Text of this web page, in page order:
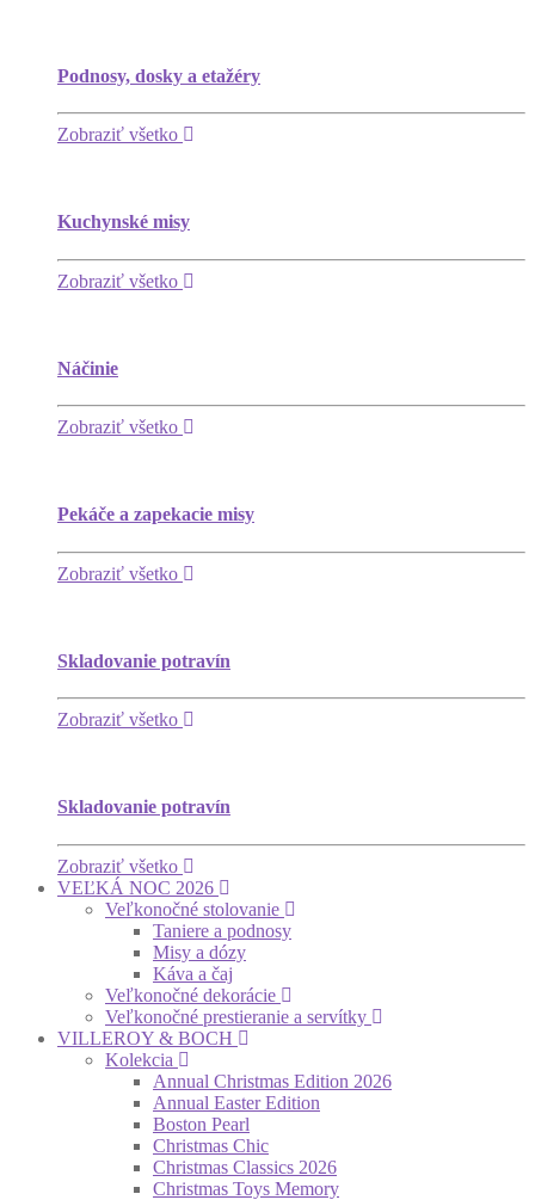
Podnosy, dosky a etažéry
Zobraziť všetko
Kuchynské misy
Zobraziť všetko
Náčinie
Zobraziť všetko
Pekáče a zapekacie misy
Zobraziť všetko
Skladovanie potravín
Zobraziť všetko
Skladovanie potravín
Zobraziť všetko
VEĽKÁ NOC 2026
Veľkonočné stolovanie
Taniere a podnosy
Misy a dózy
Káva a čaj
Veľkonočné dekorácie
Veľkonočné prestieranie a servítky
VILLEROY & BOCH
Kolekcia
Annual Christmas Edition 2026
Annual Easter Edition
Boston Pearl
Christmas Chic
Christmas Classics 2026
Christmas Toys Memory